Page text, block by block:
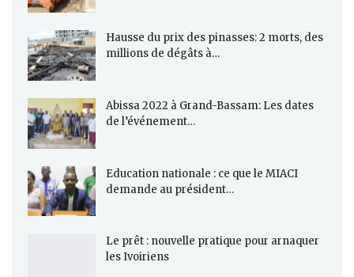
Hausse du prix des pinasses: 2 morts, des
millions de dégâts à…
Abissa 2022 à Grand-Bassam: Les dates
de l’événement…
Education nationale : ce que le MIACI
demande au président…
Le prêt : nouvelle pratique pour arnaquer
les Ivoiriens